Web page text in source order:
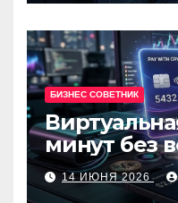
БИЗНЕС СОВЕТНИК
минут без
банков с
USDT
14 ИЮНЯ 2026